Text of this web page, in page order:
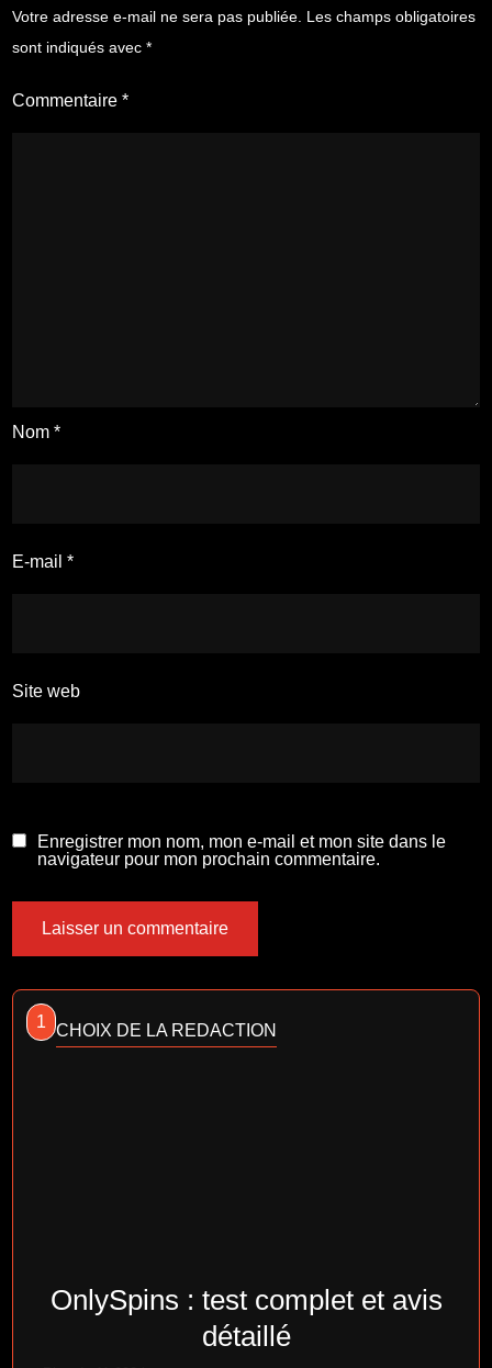
Votre adresse e-mail ne sera pas publiée. Les champs obligatoires
sont indiqués avec*
Commentaire*
Nom*
E-mail*
Site web
Enregistrer mon nom, mon e-mail et mon site dans le
navigateur pour mon prochain commentaire.
1 CHOIX DE LA REDACTION
OnlySpins : test complet et avis
détaillé